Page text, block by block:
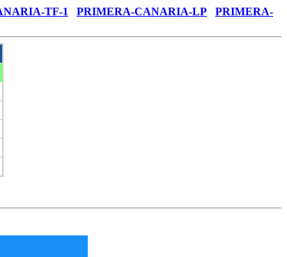
TF-1 PRIMERA-CANARIA-LP
PRIMERA-